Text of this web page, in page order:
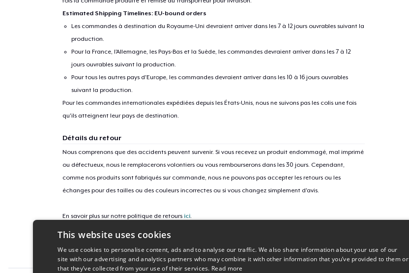
Estimated Shipping Timelines: EU-bound orders
Les commandes à destination du Royaume-Uni devraient arriver dans les 7 à 12 jours ouvrables suivant la
production.
Pour la France, l'Allemagne, les Pays-Bas et la Suède, les commandes devraient arriver dans les 7 à 12
jours ouvrables suivant la production.
Pour tous les autres pays d'Europe, les commandes devraient arriver dans les 10 à 16 jours ouvrables
suivant la production.
Pour les commandes internationales expédiées depuis les États-Unis, nous ne suivons pas les colis une fois
qu'ils atteignent leur pays de destination.
Détails du retour
Nous comprenons que des accidents peuvent survenir. Si vous recevez un produit endommagé, mal imprimé
ou défectueux, nous le remplacerons volontiers ou vous rembourserons dans les 30 jours. Cependant,
comme nos produits sont fabriqués sur commande, nous ne pouvons pas accepter les retours ou les
échanges pour des tailles ou des couleurs incorrectes ou si vous changez simplement d'avis.
En savoir plus sur notre politique de retours ici.
ID campagne
independence-day-t-march-2025
Classic Crew Neck T-Shirt
Mug
Classic Long Sleeve Tee
This website uses cookies
We use cookies to personalise content, ads and to analyse our traffic. We also share information about your use of our
site with our advertising and analytics partners who may combine it with other information that you’ve provided to them or
that they’ve collected from your use of their services. Read more